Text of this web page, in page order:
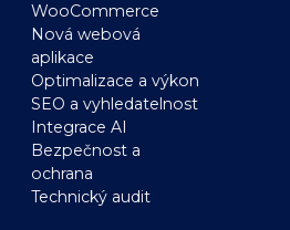
WooCommerce
Nová webová
aplikace
Optimalizace a výkon
SEO a vyhledatelnost
Integrace AI
Bezpečnost a
ochrana
Technický audit